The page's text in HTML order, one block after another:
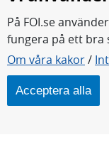
FOI forskar för en
FOI:s
teknikutveckling
Myndigheten ligger
På FOI.se
fungera på ett bra
Om våra kakor/
Acceptera alla